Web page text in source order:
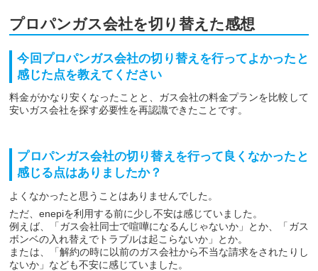
プロパンガス会社を切り替えた感想
今回プロパンガス会社の切り替えを行ってよかったと
感じた点を教えてください
料金がかなり安くなったことと、ガス会社の料金プランを比較して
安いガス会社を探す必要性を再認識できたことです。
プロパンガス会社の切り替えを行って良くなかったと
感じる点はありましたか？
よくなかったと思うことはありませんでした。
ただ、enepiを利用する前に少し不安は感じていました。
例えば、「ガス会社同士で喧嘩になるんじゃないか」とか、「ガス
ボンベの入れ替えでトラブルは起こらないか」とか。
または、「解約の時に以前のガス会社から不当な請求をされたりし
ないか」なども不安に感じていました。